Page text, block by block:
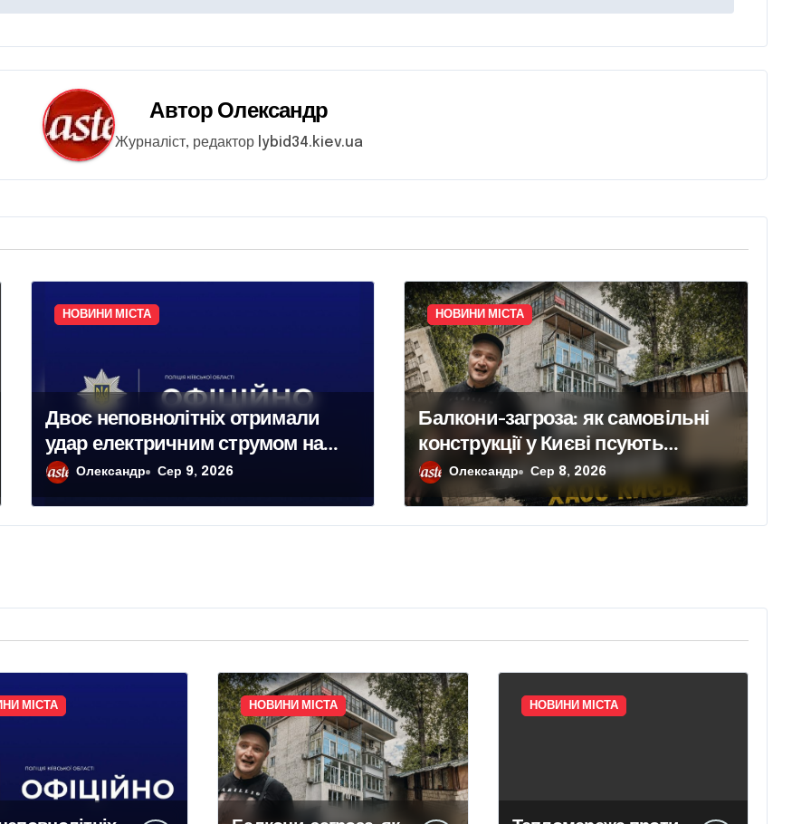
Автор Олександр
Журналіст, редактор lybid34.kiev.ua
НОВИНИ МІСТА
Двоє неповнолітніх отримали
удар електричним струмом на
залізничних коліях у Броварах
Олександр Сер 9, 2026
НОВИНИ МІСТА
Балкони-загроза: як самовільні
конструкції у Києві псують
фасади будинків і ставлять під
ризик сусідів
Олександр Сер 8, 2026
МІСТА НОВИНИ МІСТА НОВИНИ МІСТА